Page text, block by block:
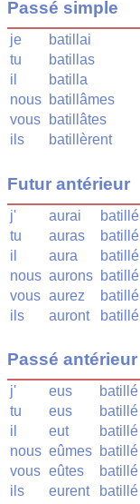
Passé simple
je
batillai
tu
batillas
il
batilla
nous batillâmes
vous
batillâtes
ils
batillèrent
Futur antérieur
j' aurai
batillé
tu
auras
batillé
il
aura
batillé
nous aurons batillé
vous aurez
batillé
ils
auront batillé
Passé antérieur
j' eus
batillé
tu
eus
batillé
il
eut
batillé
nous eûmes batillé
vous eûtes
batillé
ils
eurent batillé